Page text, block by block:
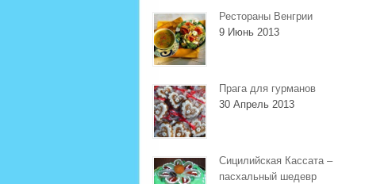
Рестораны Венгрии
9 Июнь 2013
Прага для гурманов
30 Апрель 2013
Сицилийская Кассата –
пасхальный шедевр